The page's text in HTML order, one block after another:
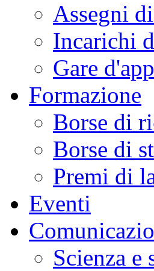
Assegni
Incarichi
Gare
Formazione
Borse di
Borse di
Premi di
Eventi
Scienza e